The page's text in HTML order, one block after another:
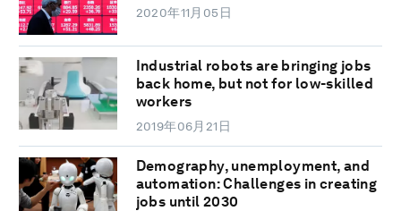
2020年11月05日
Industrial robots are bringing jobs
back home, but not for low-skilled
workers
2019年06月21日
Demography, unemployment, and
automation: Challenges in creating
jobs until 2030